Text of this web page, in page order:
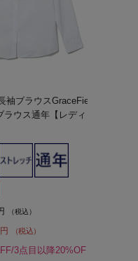
袖ブラウスGraceFie
ラウス通年【レディ
（税込）
円 （税込）
3点目以降20%OF